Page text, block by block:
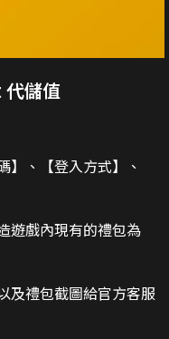
儲值
】、【登入方式】、
遊戲內現有的禮包為
及禮包截圖給官方客服